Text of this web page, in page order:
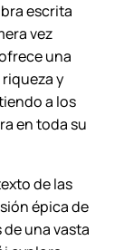
escrita
vez
una
y
a los
en toda su
de las
épica de
de una vasta